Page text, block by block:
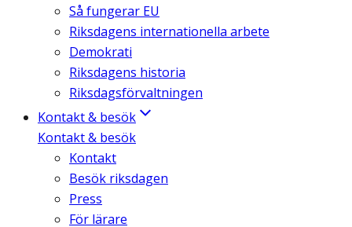
Så fungerar EU
Riksdagens internationella arbete
Demokrati
Riksdagens historia
Riksdagsförvaltningen
Kontakt & besök
Kontakt & besök
Kontakt
Besök riksdagen
Press
För lärare